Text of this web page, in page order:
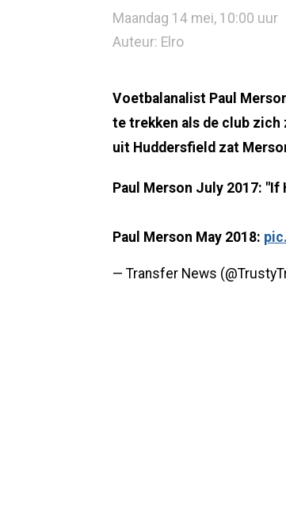
Maandag 14 mei, 10:00 uur
Auteur: Elro
Voetbalanalist Paul
te trekken als de club zich
uit Huddersfield zat
Paul Merson July 2017:
Paul Merson May 2018:
— Transfer News